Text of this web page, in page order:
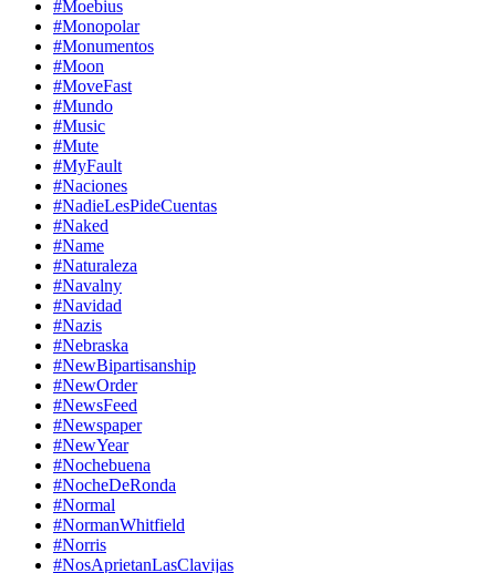
#Moebius
#Monopolar
#Monumentos
#Moon
#MoveFast
#Mundo
#Music
#Mute
#MyFault
#Naciones
#NadieLesPideCuentas
#Naked
#Name
#Naturaleza
#Navalny
#Navidad
#Nazis
#Nebraska
#NewBipartisanship
#NewOrder
#NewsFeed
#Newspaper
#NewYear
#Nochebuena
#NocheDeRonda
#Normal
#NormanWhitfield
#Norris
#NosAprietanLasClavijas